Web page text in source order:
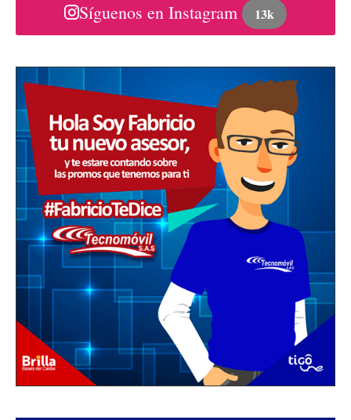
Síguenos en Instagram 13k